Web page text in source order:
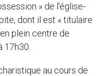
» de l’église-
dont il est « titulaire
plein centre de
17h30.
au cours de